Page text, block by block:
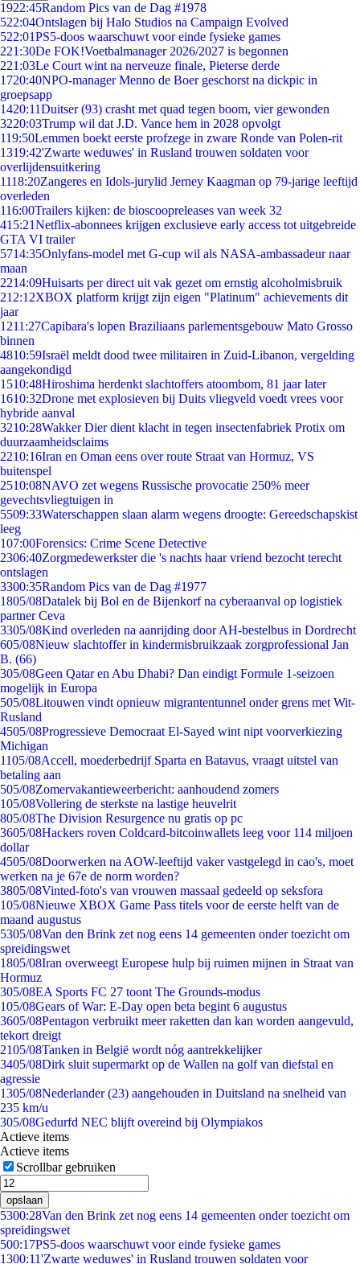
1922:45Random Pics van de Dag #1978
522:04Ontslagen bij Halo Studios na Campaign Evolved
522:01PS5-doos waarschuwt voor einde fysieke games
221:30De FOK!Voetbalmanager 2026/2027 is begonnen
221:03Le Court wint na nerveuze finale, Pieterse derde
1720:40NPO-manager Menno de Boer geschorst na dickpic in
groepsapp
1420:11Duitser (93) crasht met quad tegen boom, vier gewonden
3220:03Trump wil dat J.D. Vance hem in 2028 opvolgt
119:50Lemmen boekt eerste profzege in zware Ronde van Polen-rit
1319:42'Zwarte weduwes' in Rusland trouwen soldaten voor
overlijdensuitkering
1118:20Zangeres en Idols-jurylid Jerney Kaagman op 79-jarige leeftijd
overleden
116:00Trailers kijken: de bioscoopreleases van week 32
415:21Netflix-abonnees krijgen exclusieve early access tot uitgebreide
GTA VI trailer
5714:35Onlyfans-model met G-cup wil als NASA-ambassadeur naar
maan
2214:09Huisarts per direct uit vak gezet om ernstig alcoholmisbruik
212:12XBOX platform krijgt zijn eigen "Platinum" achievements dit
jaar
1211:27Capibara's lopen Braziliaans parlementsgebouw Mato Grosso
binnen
4810:59Israël meldt dood twee militairen in Zuid-Libanon, vergelding
aangekondigd
1510:48Hiroshima herdenkt slachtoffers atoombom, 81 jaar later
1610:32Drone met explosieven bij Duits vliegveld voedt vrees voor
hybride aanval
3210:28Wakker Dier dient klacht in tegen insectenfabriek Protix om
duurzaamheidsclaims
2210:16Iran en Oman eens over route Straat van Hormuz, VS
buitenspel
2510:08NAVO zet wegens Russische provocatie 250% meer
gevechtsvliegtuigen in
5509:33Waterschappen slaan alarm wegens droogte: Gereedschapskist
leeg
107:00Forensics: Crime Scene Detective
2306:40Zorgmedewerkster die 's nachts haar vriend bezocht terecht
ontslagen
3300:35Random Pics van de Dag #1977
1805/08Datalek bij Bol en de Bijenkorf na cyberaanval op logistiek
partner Ceva
3305/08Kind overleden na aanrijding door AH-bestelbus in Dordrecht
605/08Nieuw slachtoffer in kindermisbruikzaak zorgprofessional Jan
B. (66)
305/08Geen Qatar en Abu Dhabi? Dan eindigt Formule 1-seizoen
mogelijk in Europa
505/08Litouwen vindt opnieuw migrantentunnel onder grens met Wit-
Rusland
4505/08Progressieve Democraat El-Sayed wint nipt voorverkiezing
Michigan
1105/08Accell, moederbedrijf Sparta en Batavus, vraagt uitstel van
betaling aan
505/08Zomervakantieweerbericht: aanhoudend zomers
105/08Vollering de sterkste na lastige heuvelrit
805/08The Division Resurgence nu gratis op pc
3605/08Hackers roven Coldcard-bitcoinwallets leeg voor 114 miljoen
dollar
4505/08Doorwerken na AOW-leeftijd vaker vastgelegd in cao's, moet
werken na je 67e de norm worden?
3805/08Vinted-foto's van vrouwen massaal gedeeld op seksfora
105/08Nieuwe XBOX Game Pass titels voor de eerste helft van de
maand augustus
5305/08Van den Brink zet nog eens 14 gemeenten onder toezicht om
spreidingswet
1805/08Iran overweegt Europese hulp bij ruimen mijnen in Straat van
Hormuz
305/08EA Sports FC 27 toont The Grounds-modus
105/08Gears of War: E-Day open beta begint 6 augustus
3605/08Pentagon verbruikt meer raketten dan kan worden aangevuld,
tekort dreigt
2105/08Tanken in België wordt nóg aantrekkelijker
3405/08Dirk sluit supermarkt op de Wallen na golf van diefstal en
agressie
1305/08Nederlander (23) aangehouden in Duitsland na snelheid van
235 km/u
305/08Gedurfd NEC blijft overeind bij Olympiakos
Actieve items
Actieve items
Scrollbar gebruiken
opslaan
5300:28Van den Brink zet nog eens 14 gemeenten onder toezicht om
spreidingswet
500:17PS5-doos waarschuwt voor einde fysieke games
1300:11'Zwarte weduwes' in Rusland trouwen soldaten voor